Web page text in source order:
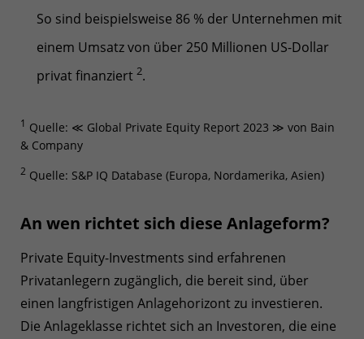
So sind beispielsweise 86 % der Unternehmen mit
einem Umsatz von über 250 Millionen US-Dollar
privat finanziert 2.
1 Quelle: ≪ Global Private Equity Report 2023 ≫ von Bain
& Company
2 Quelle: S&P IQ Database (Europa, Nordamerika, Asien)
An wen richtet sich diese Anlageform?
Private Equity-Investments sind erfahrenen
Privatanlegern zugänglich, die bereit sind, über
einen langfristigen Anlagehorizont zu investieren.
Die Anlageklasse richtet sich an Investoren, die eine